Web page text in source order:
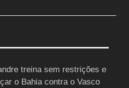
treina sem restrições e
o Bahia contra o Vasco